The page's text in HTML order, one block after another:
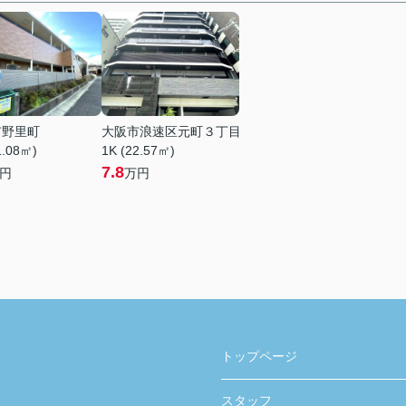
里町
㎡)
大阪市浪速区元町３丁目
1K (22.57㎡)
7.8万円
トップページ
スタッフ